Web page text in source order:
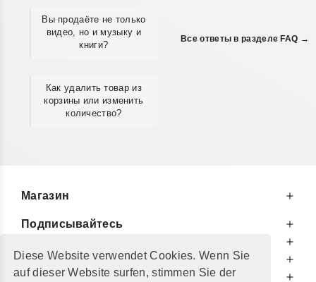
Diese Website verwendet Cookies. Wenn Sie
auf dieser Website surfen, stimmen Sie der
Вы продаёте не только
видео, но и музыку и
книги?
Как удалить товар из
корзины или изменить
количество?
Все ответы в разделе FAQ →
Магазин
Подписывайтесь
Информируем Вас
Дополнительно